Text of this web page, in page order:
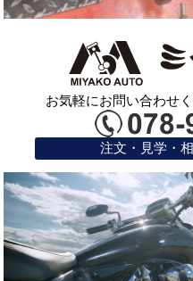
お気軽にお問い合わせ
注文・見学・